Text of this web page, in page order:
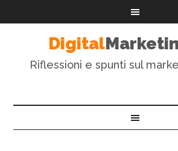
Digital
Riflessioni e spunti sul